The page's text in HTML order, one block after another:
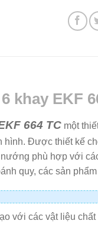
khay EKF
664 TCmột
hình. Được thiết kế
phù hợp với
quy, các sản
với các vật liệu